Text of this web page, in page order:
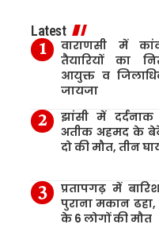
Latest
वाराणसी में
तैयारियों का
आयुक्त व
जायजा
झांसी में
अतीक अहमद के
दो की मौत, तीन
प्रतापगढ़ में
पुराना मकान ढहा,
के 6 लोगों की मौत